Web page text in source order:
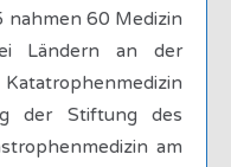
60 Medizin
Ländern an der
der Stiftung des
am